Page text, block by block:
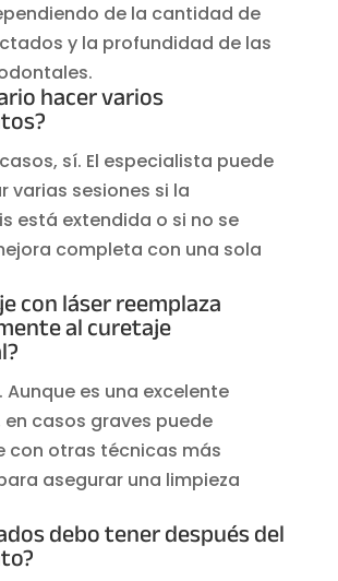
de la cantidad de
y la profundidad de las
hacer varios
sí. El especialista puede
varias sesiones si la
está extendida o si no se
completa con una sola
con láser reemplaza
al curetaje
Aunque es una excelente
casos graves puede
con otras técnicas más
asegurar una limpieza
debo tener después del